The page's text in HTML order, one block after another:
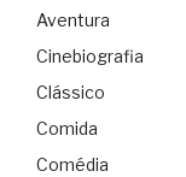
Aventura
Cinebiografia
Clássico
Comida
Comédia